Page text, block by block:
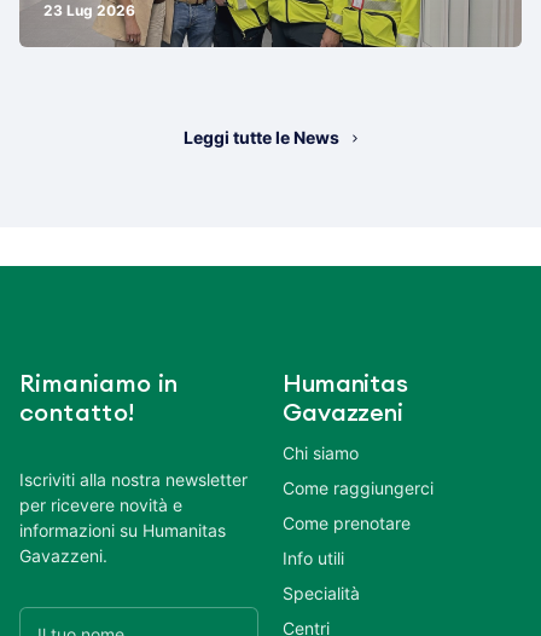
23 Lug 2026
Leggi tutte le News
Rimaniamo in
contatto!
Iscriviti alla nostra newsletter
per ricevere novità e
informazioni su Humanitas
Gavazzeni.
Humanitas
Gavazzeni
Chi siamo
Come raggiungerci
Come prenotare
Info utili
Specialità
Centri